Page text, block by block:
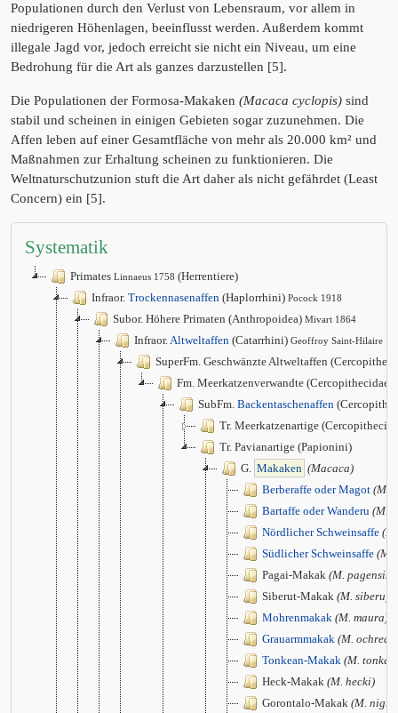
Populationen durch den Verlust von Lebensraum, vor allem in
niedrigeren Höhenlagen, beeinflusst werden. Außerdem kommt
illegale Jagd vor, jedoch erreicht sie nicht ein Niveau, um eine
Bedrohung für die Art als ganzes darzustellen [5].
Die Populationen der Formosa-Makaken (Macaca cyclopis) sind
stabil und scheinen in einigen Gebieten sogar zuzunehmen. Die
Affen leben auf einer Gesamtfläche von mehr als 20.000 km² und
Maßnahmen zur Erhaltung scheinen zu funktionieren. Die
Weltnaturschutzunion stuft die Art daher als nicht gefährdet (Least
Concern) ein [5].
Systematik
Primates Linnaeus 1758 (Herrentiere)
Infraor. Trockennasenaffen (Haplorrhini) Pocock 1918
Subor. Höhere Primaten (Anthropoidea) Mivart 1864
Infraor.Altweltaffen (Catarrhini) Geoffroy Saint-Hilaire
SuperFm. Geschwänzte Altweltaffen
Fm. Meerkatzenverwandte (Cercopithecidae)
SubFm. Backentaschenaffen
Tr. Meerkatzenartige
Tr. Pavianartige (Papionini)
G. Makaken (Macaca)
Berberaffe oder Magot (M.
Bartaffe oder Wanderu (M.
Nördlicher Schweinsaffe
Südlicher Schweinsaffe (M.
Pagai-Makak (M. pagensis)
Siberut-Makak (M. siberu)
Mohrenmakak (M. maura)
Grauarmmakak (M.
Tonkean-Makak (M.
Heck-Makak (M. hecki)
Gorontalo-Makak (M.